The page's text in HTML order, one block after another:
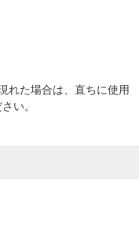
れた場合は、直ちに使用
い。